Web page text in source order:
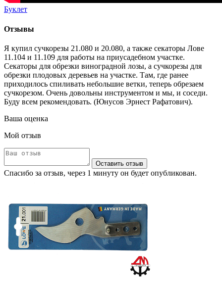
Буклет
Отзывы
Я купил сучкорезы 21.080 и 20.080, а также секаторы Лове
11.104 и 11.109 для работы на приусадебном участке.
Секаторы для обрезки виноградной лозы, а сучкорезы для
обрезки плодовых деревьев на участке. Там, где ранее
приходилось спиливать небольшие ветки, теперь обрезаем
сучкорезом. Очень довольны инструментом и мы, и соседи.
Буду всем рекомендовать. (Юнусов Эрнест Рафатович).
Ваша оценка
Мой отзыв
Оставить отзыв
Спасибо за отзыв, через 1 минуту он будет опубликован.